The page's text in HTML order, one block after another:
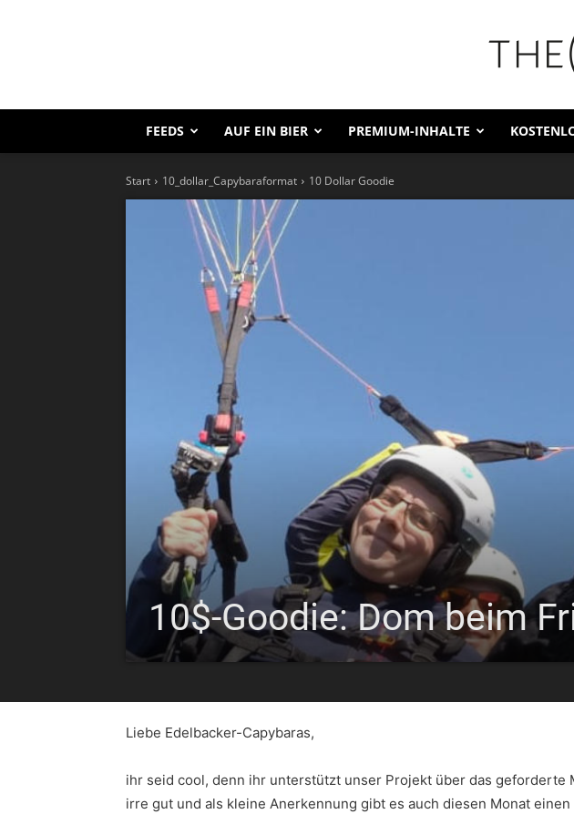
FEEDS AUF EIN BIER PREMIUM-INHALTE
Start 10_dollar_Capybaraformat 10 Dollar Goodie
10$-Goodie: Dom beim
Liebe Edelbacker-Capybaras,
ihr seid cool, denn ihr unterstützt unser Projekt über das geforderte
irre gut und als kleine Anerkennung gibt es auch diesen Monat